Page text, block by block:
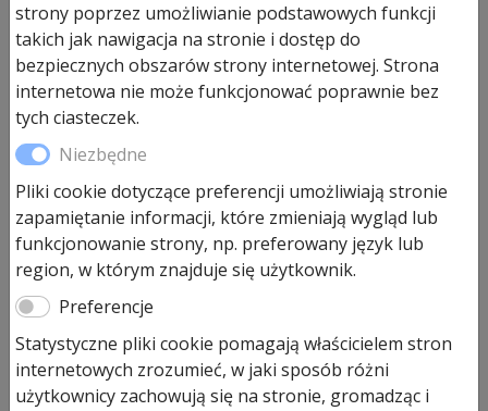
Linki stalowe Ø 3 mm,
prowadzenie Z z mocowaniem,
komplet
strony poprzez umożliwianie podstawowych funkcji
takich jak nawigacja na stronie i dostęp do
bezpiecznych obszarów strony internetowej. Strona
internetowa nie może funkcjonować poprawnie bez
tych ciasteczek.
Niezbędne
Pliki cookie dotyczące preferencji umożliwiają stronie
zapamiętanie informacji, które zmieniają wygląd lub
funkcjonowanie strony, np. preferowany język lub
region, w którym znajduje się użytkownik.
Preferencje
Statystyczne pliki cookie pomagają właścicielem stron
internetowych zrozumieć, w jaki sposób różni
użytkownicy zachowują się na stronie, gromadząc i